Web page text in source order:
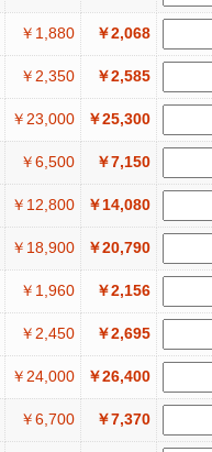
￥1,880 ￥2,068
￥2,350 ￥2,585
￥23,000 ￥25,300
￥6,500 ￥7,150
￥12,800 ￥14,080
￥18,900 ￥20,790
￥1,960 ￥2,156
￥2,450 ￥2,695
￥24,000 ￥26,400
￥6,700 ￥7,370